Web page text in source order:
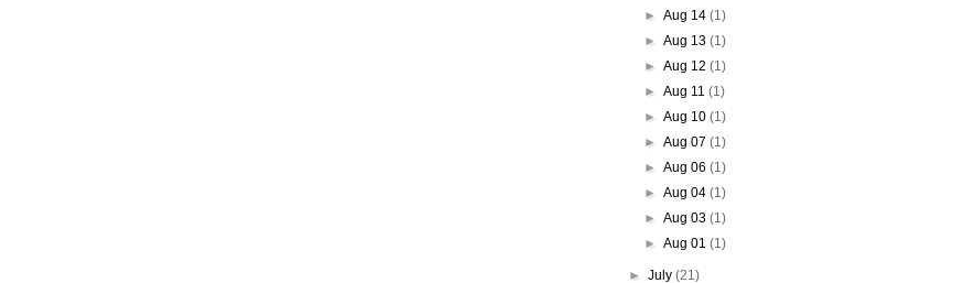
►Aug 14(1)
►Aug 13(1)
►Aug 12(1)
►Aug 11(1)
►Aug 10(1)
►Aug 07(1)
►Aug 06(1)
►Aug 04(1)
►Aug 03(1)
►Aug 01(1)
► July (21)